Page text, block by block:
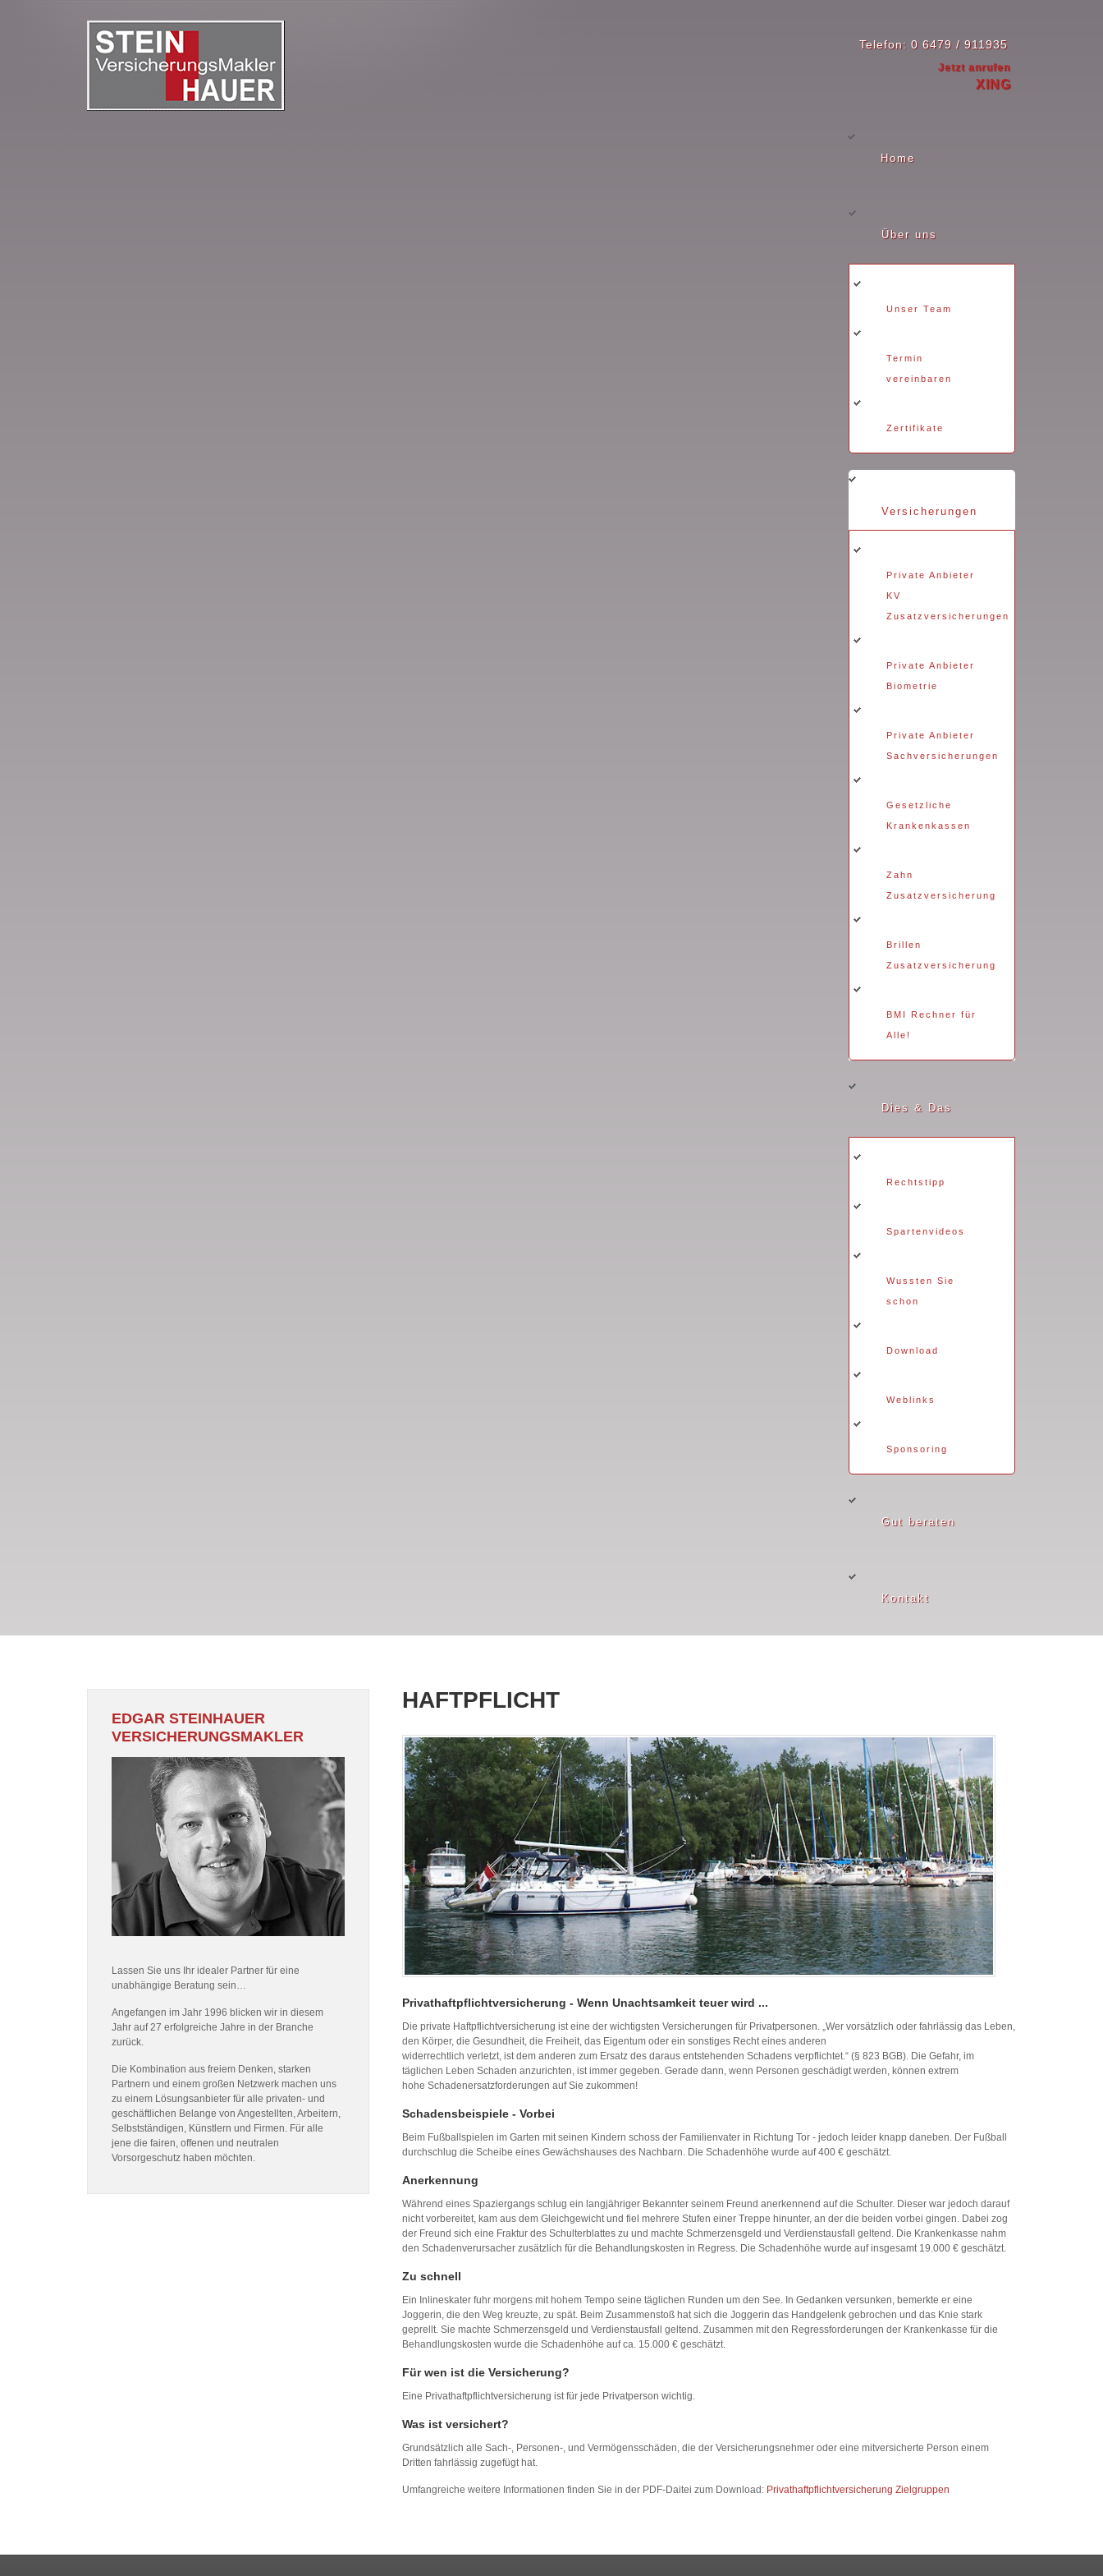
Telefon: 0 6479 / 911935
Jetzt anrufen
XING
Home
Über uns
Unser Team
Termin
vereinbaren
Zertifikate
Versicherungen
Private Anbieter
KV
Zusatzversicherungen
Private Anbieter
Biometrie
Private Anbieter
Sachversicherungen
Gesetzliche
Krankenkassen
Zahn
Zusatzversicherung
Brillen
Zusatzversicherung
BMI Rechner für
Alle!
Dies & Das
Rechtstipp
Spartenvideos
Wussten Sie
schon
Download
Weblinks
Sponsoring
Gut beraten
Kontakt
EDGAR STEINHAUER
VERSICHERUNGSMAKLER
Lassen Sie uns Ihr idealer Partner für eine
unabhängige Beratung sein…
Angefangen im Jahr 1996 blicken wir in diesem
Jahr auf 27 erfolgreiche Jahre in der Branche
zurück.
Die Kombination aus freiem Denken, starken
Partnern und einem großen Netzwerk machen uns
zu einem Lösungsanbieter für alle privaten- und
geschäftlichen Belange von Angestellten, Arbeitern,
Selbstständigen, Künstlern und Firmen. Für alle
jene die fairen, offenen und neutralen
Vorsorgeschutz haben möchten.
HAFTPFLICHT
Privathaftpflichtversicherung - Wenn Unachtsamkeit teuer wird ...
Die private Haftpflichtversicherung ist eine der wichtigsten Versicherungen für Privatpersonen. „Wer vorsätzlich oder fahrlässig das Leben,
den Körper, die Gesundheit, die Freiheit, das Eigentum oder ein sonstiges Recht eines anderen
widerrechtlich verletzt, ist dem anderen zum Ersatz des daraus entstehenden Schadens verpflichtet.“ (§ 823 BGB). Die Gefahr, im
täglichen Leben Schaden anzurichten, ist immer gegeben. Gerade dann, wenn Personen geschädigt werden, können extrem
hohe Schadenersatzforderungen auf Sie zukommen!
Schadensbeispiele - Vorbei
Beim Fußballspielen im Garten mit seinen Kindern schoss der Familienvater in Richtung Tor - jedoch leider knapp daneben. Der Fußball
durchschlug die Scheibe eines Gewächshauses des Nachbarn. Die Schadenhöhe wurde auf 400 € geschätzt.
Anerkennung
Während eines Spaziergangs schlug ein langjähriger Bekannter seinem Freund anerkennend auf die Schulter. Dieser war jedoch darauf
nicht vorbereitet, kam aus dem Gleichgewicht und fiel mehrere Stufen einer Treppe hinunter, an der die beiden vorbei gingen. Dabei zog
der Freund sich eine Fraktur des Schulterblattes zu und machte Schmerzensgeld und Verdienstausfall geltend. Die Krankenkasse nahm
den Schadenverursacher zusätzlich für die Behandlungskosten in Regress. Die Schadenhöhe wurde auf insgesamt 19.000 € geschätzt.
Zu schnell
Ein Inlineskater fuhr morgens mit hohem Tempo seine täglichen Runden um den See. In Gedanken versunken, bemerkte er eine
Joggerin, die den Weg kreuzte, zu spät. Beim Zusammenstoß hat sich die Joggerin das Handgelenk gebrochen und das Knie stark
geprellt. Sie machte Schmerzensgeld und Verdienstausfall geltend. Zusammen mit den Regressforderungen der Krankenkasse für die
Behandlungskosten wurde die Schadenhöhe auf ca. 15.000 € geschätzt.
Für wen ist die Versicherung?
Eine Privathaftpflichtversicherung ist für jede Privatperson wichtig.
Was ist versichert?
Grundsätzlich alle Sach-, Personen-, und Vermögensschäden, die der Versicherungsnehmer oder eine mitversicherte Person einem
Dritten fahrlässig zugefügt hat.
Umfangreiche weitere Informationen finden Sie in der PDF-Daitei zum Download: Privathaftpflichtversicherung Zielgruppen